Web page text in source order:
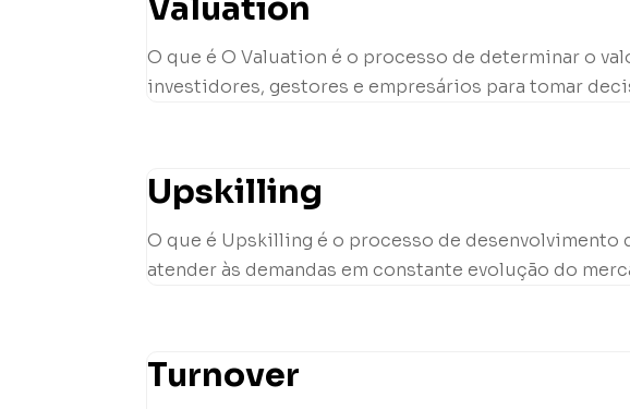
Valuation
O que é O Valuation é o processo de determinar o
investidores, gestores e empresários para tomar
Upskilling
O que é Upskilling é o processo de
atender às demandas em constante evolução do
Turnover